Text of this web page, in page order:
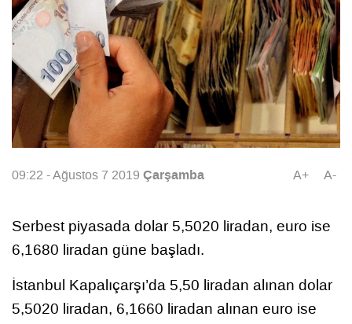
09:22 - Ağustos 7 2019 Çarşamba A+ A-
Serbest piyasada dolar 5,5020 liradan, euro ise
6,1680 liradan güne başladı.
İstanbul Kapalıçarşı’da 5,50 liradan alınan dolar
5,5020 liradan, 6,1660 liradan alınan euro ise